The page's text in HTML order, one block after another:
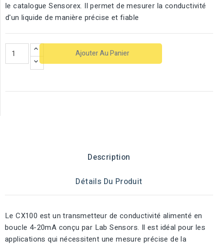
le catalogue Sensorex. Il permet de mesurer la conductivité
d'un liquide de manière précise et fiable
Ajouter Au Panier
Description
Détails Du Produit
Le CX100 est un transmetteur de conductivité alimenté en
boucle 4-20mA conçu par Lab Sensors. Il est idéal pour les
applications qui nécessitent une mesure précise de la